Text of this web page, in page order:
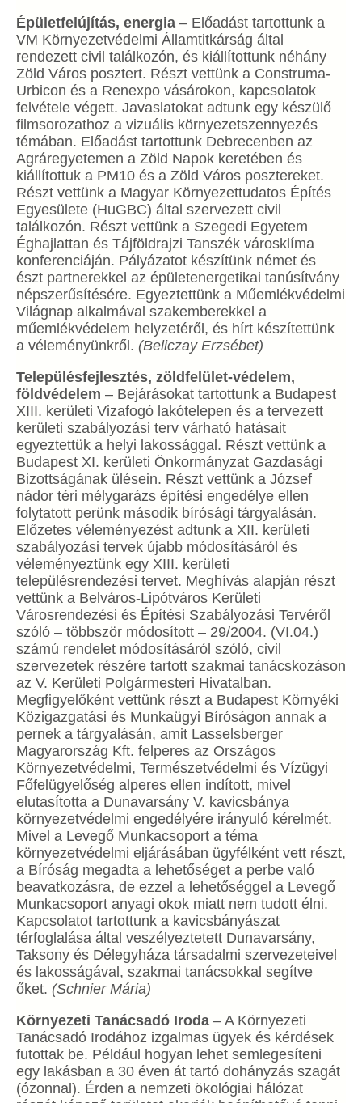
Épületfelújítás, energia – Előadást tartottunk a
VM Környezetvédelmi Államtitkárság által
rendezett civil találkozón, és kiállítottunk néhány
Zöld Város posztert. Részt vettünk a Construma-
Urbicon és a Renexpo vásárokon, kapcsolatok
felvétele végett. Javaslatokat adtunk egy készülő
filmsorozathoz a vizuális környezetszennyezés
témában. Előadást tartottunk Debrecenben az
Agráregyetemen a Zöld Napok keretében és
kiállítottuk a PM10 és a Zöld Város posztereket.
Részt vettünk a Magyar Környezettudatos Építés
Egyesülete (HuGBC) által szervezett civil
találkozón. Részt vettünk a Szegedi Egyetem
Éghajlattan és Tájföldrajzi Tanszék városklíma
konferenciáján. Pályázatot készítünk német és
észt partnerekkel az épületenergetikai tanúsítvány
népszerűsítésére. Egyeztettünk a Műemlékvédelmi
Világnap alkalmával szakemberekkel a
műemlékvédelem helyzetéről, és hírt készítettünk
a véleményünkről. (Beliczay Erzsébet)
Településfejlesztés, zöldfelület-védelem,
földvédelem – Bejárásokat tartottunk a Budapest
XIII. kerületi Vizafogó lakótelepen és a tervezett
kerületi szabályozási terv várható hatásait
egyeztettük a helyi lakossággal. Részt vettünk a
Budapest XI. kerületi Önkormányzat Gazdasági
Bizottságának ülésein. Részt vettünk a József
nádor téri mélygarázs építési engedélye ellen
folytatott perünk második bírósági tárgyalásán.
Előzetes véleményezést adtunk a XII. kerületi
szabályozási tervek újabb módosításáról és
véleményeztünk egy XIII. kerületi
településrendezési tervet. Meghívás alapján részt
vettünk a Belváros-Lipótváros Kerületi
Városrendezési és Építési Szabályozási Tervéről
szóló – többször módosított – 29/2004. (VI.04.)
számú rendelet módosításáról szóló, civil
szervezetek részére tartott szakmai tanácskozáson
az V. Kerületi Polgármesteri Hivatalban.
Megfigyelőként vettünk részt a Budapest Környéki
Közigazgatási és Munkaügyi Bíróságon annak a
pernek a tárgyalásán, amit Lasselsberger
Magyarország Kft. felperes az Országos
Környezetvédelmi, Természetvédelmi és Vízügyi
Főfelügyelőség alperes ellen indított, mivel
elutasította a Dunavarsány V. kavicsbánya
környezetvédelmi engedélyére irányuló kérelmét.
Mivel a Levegő Munkacsoport a téma
környezetvédelmi eljárásában ügyfélként vett részt,
a Bíróság megadta a lehetőséget a perbe való
beavatkozásra, de ezzel a lehetőséggel a Levegő
Munkacsoport anyagi okok miatt nem tudott élni.
Kapcsolatot tartottunk a kavicsbányászat
térfoglalása által veszélyeztetett Dunavarsány,
Taksony és Délegyháza társadalmi szervezeteivel
és lakosságával, szakmai tanácsokkal segítve
őket. (Schnier Mária)
Környezeti Tanácsadó Iroda – A Környezeti
Tanácsadó Irodához izgalmas ügyek és kérdések
futottak be. Például hogyan lehet semlegesíteni
egy lakásban a 30 éven át tartó dohányzás szagát
(ózonnal). Érden a nemzeti ökológiai hálózat